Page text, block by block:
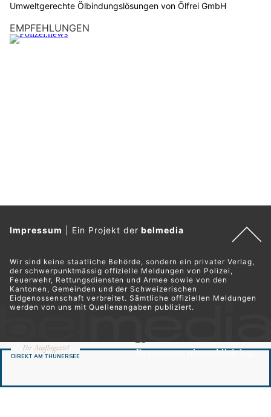
Umweltgerechte Ölbindungslösungen von Ölfrei GmbH
EMPFEHLUNGEN
Impressum Ein Projekt derbelmedia
Wir sind keine staatliche Behörde, sondern ein privater Verlag,
der schwerpunktmässig offizielle Meldungen von Polizei,
Feuerwehr, Rettungsdiensten und Armee sowie von den
Kantonen, Gemeinden und der Schweizerischen
Eidgenossenschaft verbreitet. Sämtliche offiziellen Meldungen
werden von uns mit Quellenangaben publiziert.